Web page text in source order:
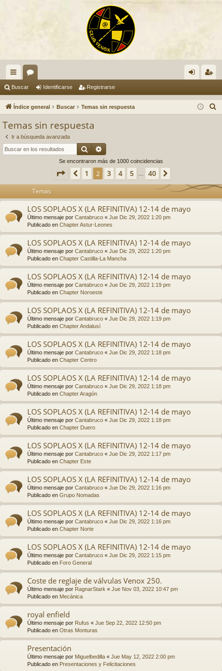
nl
ac
pi
or
os nti ist
Buscar Identificarse Registrarse
Índice general Buscar Temas sin respuesta
Temas sin respuesta
Ir a búsqueda avanzada
Buscar
Se encontraron más de 1000 coincidencias
Página de 40
Anterior
1 2 3 4 5 40
Temas
LOS SOPLAOS X (LA REFINITIVA) 12-14 de mayo
Último mensaje por Cantabruco « Jue Dic 29, 2022 1:20 pm
Publicado en Chapter Astur-Leones
LOS SOPLAOS X (LA REFINITIVA) 12-14 de mayo
Último mensaje por Cantabruco « Jue Dic 29, 2022 1:20 pm
Publicado en Chapter Castilla-La Mancha
LOS SOPLAOS X (LA REFINITIVA) 12-14 de mayo
Último mensaje por Cantabruco « Jue Dic 29, 2022 1:19 pm
Publicado en Chapter Noroeste
LOS SOPLAOS X (LA REFINITIVA) 12-14 de mayo
Último mensaje por Cantabruco « Jue Dic 29, 2022 1:19 pm
Publicado en Chapter Andalusí
LOS SOPLAOS X (LA REFINITIVA) 12-14 de mayo
Último mensaje por Cantabruco « Jue Dic 29, 2022 1:18 pm
Publicado en Chapter Centro
LOS SOPLAOS X (LA REFINITIVA) 12-14 de mayo
Último mensaje por Cantabruco « Jue Dic 29, 2022 1:18 pm
Publicado en Chapter Aragón
LOS SOPLAOS X (LA REFINITIVA) 12-14 de mayo
Último mensaje por Cantabruco « Jue Dic 29, 2022 1:18 pm
Publicado en Chapter Duero
LOS SOPLAOS X (LA REFINITIVA) 12-14 de mayo
Último mensaje por Cantabruco « Jue Dic 29, 2022 1:17 pm
Publicado en Chapter Este
LOS SOPLAOS X (LA REFINITIVA) 12-14 de mayo
Último mensaje por Cantabruco « Jue Dic 29, 2022 1:16 pm
Publicado en Grupo Nomadas
LOS SOPLAOS X (LA REFINITIVA) 12-14 de mayo
Último mensaje por Cantabruco « Jue Dic 29, 2022 1:16 pm
Publicado en Chapter Norte
LOS SOPLAOS X (LA REFINITIVA) 12-14 de mayo
Último mensaje por Cantabruco « Jue Dic 29, 2022 1:15 pm
Publicado en Foro General
Coste de reglaje de válvulas Venox 250.
Último mensaje por RagnarStark « Jue Nov 03, 2022 10:47 pm
Publicado en Mecánica
royal enfield
Último mensaje por Rufus « Jue Sep 22, 2022 12:50 pm
Publicado en Otras Monturas
Presentación
Último mensaje por Miguelbedilla « Jue May 12, 2022 2:00 pm
Publicado en Presentaciones y Felicitaciones